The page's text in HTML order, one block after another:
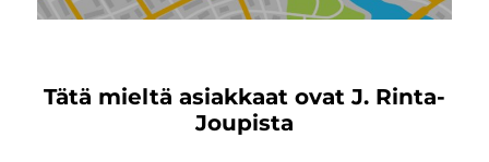
Tätä mieltä asiakkaat ovat J. Rinta-
Joupista